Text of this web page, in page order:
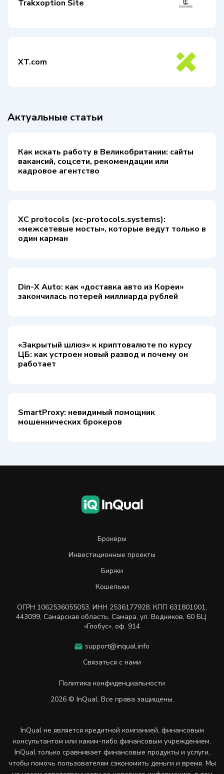
Trakxoption Site
XT.com
Актуальные статьи
Как искать работу в Великобритании: сайты
вакансий, соцсети, рекомендации или
кадровое агентство
XC protocols (xc-protocols.systems):
«межсетевые мосты», которые ведут только в
один карман
Din-X Auto: как «доставка авто из Кореи»
закончилась потерей миллиарда рублей
«Закрытый шлюз» к криптовалюте по курсу
ЦБ: как устроен новый развод и почему он
работает
SmartProxy: невидимый помощник
мошеннических брокеров
Брокеры
Инвестиционные проекты
Биржи
Кошельки
ОГРН 1062536055053, ИНН 2536177928, КПП 631801001,
443099, Самарская область, Самара, ул. Водников, 60 БЦ
«Глобус», оф. 914
support@inqual.info
Связаться с нами
Политика конфиденциальности
2026 © InQual. Все права защищены.
InQual не является кредитной компанией, финансовым
консультантом или каким-либо финансовым учреждением.
InQual только сравнивает финансовые продукты и услуги,
чтобы помочь пользователям сэкономить деньги и время. Мы